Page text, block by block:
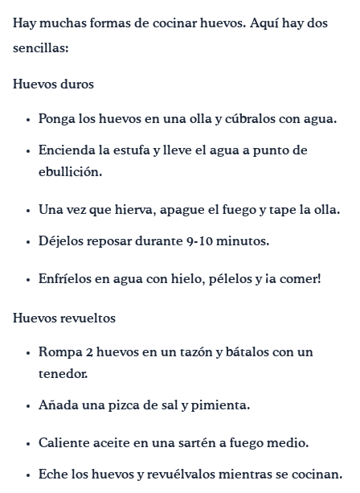
Hay muchas formas de cocinar huevos. Aquí hay dos
sencillas:
Huevos duros
Ponga los huevos en una olla y cúbralos con agua.
Encienda la estufa y lleve el agua a punto de
ebullición.
Una vez que hierva, apague el fuego y tape la olla.
Déjelos reposar durante 9-10 minutos.
Enfríelos en agua con hielo, pélelos y ¡a comer!
Huevos revueltos
Rompa 2 huevos en un tazón y bátalos con un
tenedor.
Añada una pizca de sal y pimienta.
Caliente aceite en una sartén a fuego medio.
Eche los huevos y revuélvalos mientras se cocinan.